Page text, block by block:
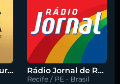
Rádio Nova Cultura 93.1 FM Rádio Jornal de Recife 90.3 FM
Recife / PE - Brasil